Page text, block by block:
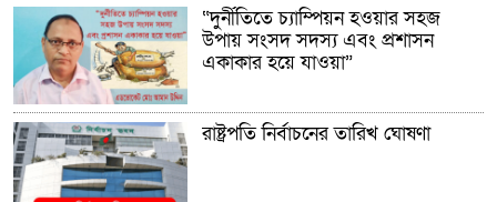
“দুর্নীতিতে চ্যাম্পিয়ন হওয়ার সহজ
উপায় সংসদ সদস্য এবং প্রশাসন
একাকার হয়ে যাওয়া”
রাষ্ট্রপতি নির্বাচনের তারিখ ঘোষণা